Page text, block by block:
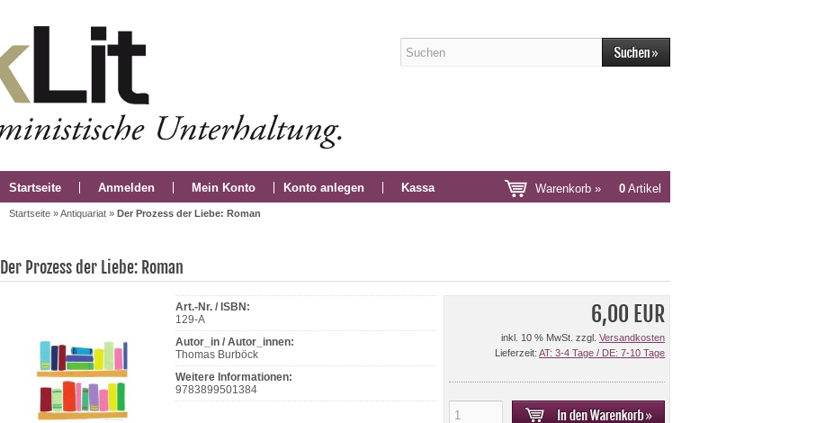
Startseite Anmelden Mein Konto Konto anlegen Kassa Warenkorb » 0 Artikel
Startseite »Antiquariat » Der Prozess der Liebe: Roman
Der Prozess der Liebe: Roman
Art.-Nr. / ISBN:
129-A
Autor_in / Autor_innen:
Thomas Burböck
Weitere Informationen:
9783899501384
6,00 EUR
inkl. 10 % MwSt. zzgl. Versandkosten
Lieferzeit: AT: 3-4 Tage / DE: 7-10 Tage